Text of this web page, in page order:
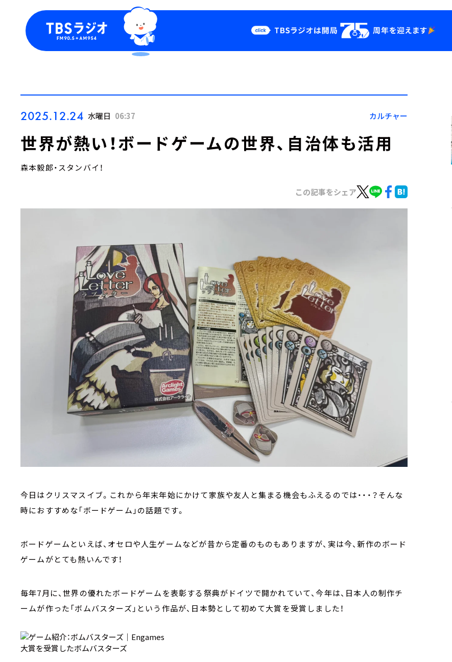
Podcast
YouTube
2025.12.24 水曜日 06:37 カルチャー
世界が熱い！ボードゲームの世界、自治体も活用
森本毅郎・スタンバイ！
この記事をシェア
今日はクリスマスイブ。これから年末年始にかけて家族や友人と集まる機会もふえるのでは・・・？そんな
時におすすめな「ボードゲーム」の話題です。
ボードゲームといえば、オセロや人生ゲームなどが昔から定番のものもありますが、実は今、新作のボード
ゲームがとても熱いんです！
毎年7月に、世界の優れたボードゲームを表彰する祭典がドイツで開かれていて、今年は、日本人の制作チ
ームが作った「ボムバスターズ」という作品が、日本勢として初めて大賞を受賞しました！
大賞を受賞したボムバスターズ